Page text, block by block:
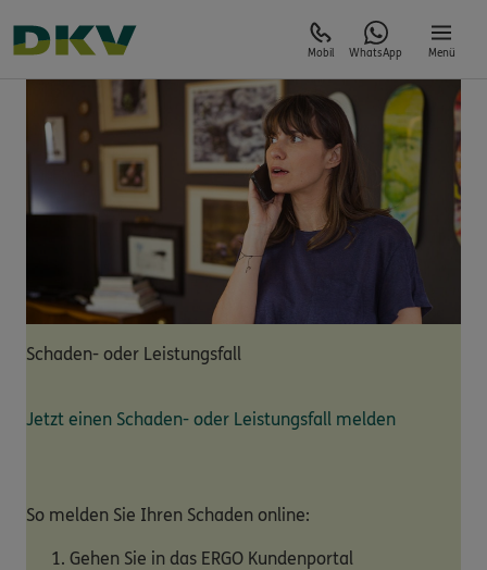
Mobil WhatsApp Menü
Schaden- oder Leistungsfall
Jetzt einen Schaden- oder Leistungsfall melden
So melden Sie Ihren Schaden online:
Gehen Sie in das ERGO Kundenportal